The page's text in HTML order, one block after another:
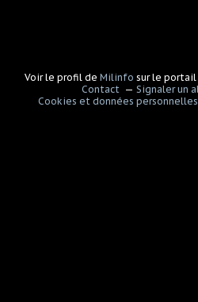
Voir le profil deMilinfo sur le portail
Contact
Signaler un
Cookies et données personnelles